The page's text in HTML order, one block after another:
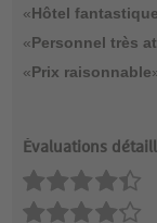
«Hôtel fantastique
«Personnel très
«Prix raisonnable
Évaluations